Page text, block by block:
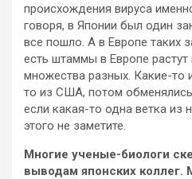
происхождения вируса
говоря, в Японии был один
все пошло. А в Европе таких
есть штаммы в Европе растут
множества разных. Какие-то
то из США, потом
если какая-то одна ветка из
этого не заметите.
Многие ученые-биологи
выводам японских коллег.